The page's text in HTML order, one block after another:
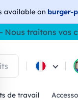
available on burger-
– Nous traitons vos
de travail